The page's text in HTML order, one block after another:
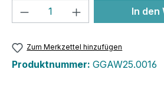
Produkt Anzahl: GibIn den
Zum Merkzettel hinzufügen
Produktnummer: GGAW25.0016